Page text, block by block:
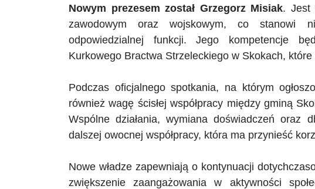
Nowym prezesem został Grzegorz Misiak. Jest
zawodowym oraz wojskowym, co stanowi
odpowiedzialnej funkcji. Jego kompetencje
Kurkowego Bractwa Strzeleckiego w Skokach, które
Podczas oficjalnego spotkania, na którym
również wagę ścisłej współpracy między gminą
Wspólne działania, wymiana doświadczeń oraz
dalszej owocnej współpracy, która ma przynieść
Nowe władze zapewniają o kontynuacji
zwiększenie zaangażowania w aktywności